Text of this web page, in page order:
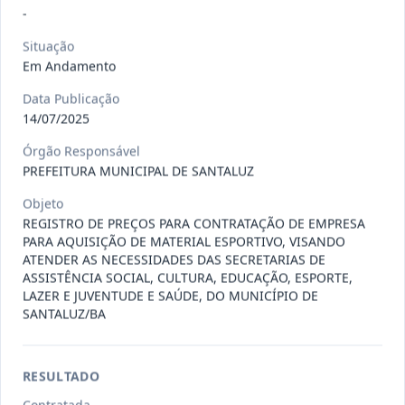
027/2026
Pregão
CONTRATAÇÃO DE EMPRESA
Situação:
Em Andamento
Data:13/07/2026
025/2026
Pregão
Eletrônico
REGISTRO DE PREÇO PARA A
CONTRATAÇÃO DE EMPRESA PARA
LOCAÇÃO...
-
Situação
Em Andamento
Data Publicação
14/07/2025
Órgão Responsável
PREFEITURA MUNICIPAL DE SANTALUZ
Objeto
REGISTRO DE PREÇOS PARA CONTRATAÇÃO DE EMPRESA
PARA AQUISIÇÃO DE MATERIAL ESPORTIVO, VISANDO
ATENDER AS NECESSIDADES DAS SECRETARIAS DE
ASSISTÊNCIA SOCIAL, CULTURA, EDUCAÇÃO, ESPORTE,
LAZER E JUVENTUDE E SAÚDE, DO MUNICÍPIO DE
SANTALUZ/BA
RESULTADO